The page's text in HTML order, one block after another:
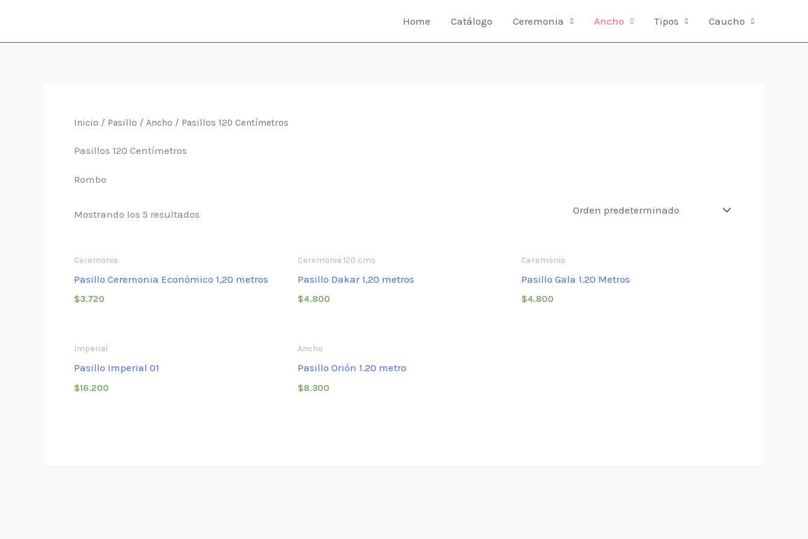
contenido
Home Catálogo Ceremonia Ancho Tipos Caucho
Inicio / Pasillo / Ancho / Pasillos 120 Centímetros
Pasillos 120 Centímetros
Rombo
Mostrando los 5 resultados
Ceremonia
Pasillo Ceremonia Económico 1,20 metros
$3.720
Ceremonia 120 cms
Pasillo Dakar 1,20 metros
$4.800
Ceremonia
Pasillo Gala 1.20 Metros
$4.800
Imperial
Pasillo Imperial 01
$16.200
Ancho
Pasillo Orión 1.20 metro
$8.300